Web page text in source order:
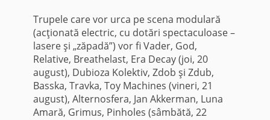
Trupele care vor urca pe scena modulară
(acţionată electric, cu dotări spectaculoase –
lasere şi „zăpadă”) vor fi Vader, God,
Relative, Breathelast, Era Decay (joi, 20
august), Dubioza Kolektiv, Zdob şi Zdub,
Basska, Travka, Toy Machines (vineri, 21
august), Alternosfera, Jan Akkerman, Luna
Amară, Grimus, Pinholes (sâmbătă, 22